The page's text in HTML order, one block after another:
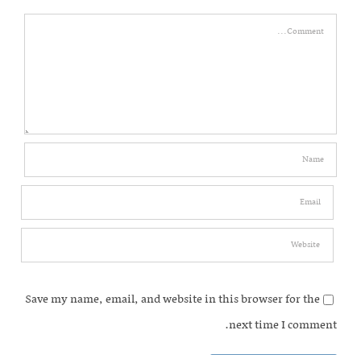
Comment
Save my name, email, and website in this browser for the
next time I comment.